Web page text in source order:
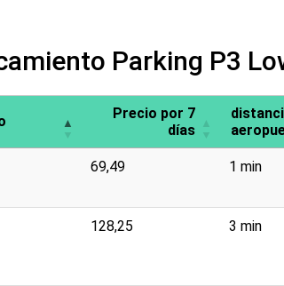
Parking P3
Precio por 7
días
69,49 1 min
128,25 3 min